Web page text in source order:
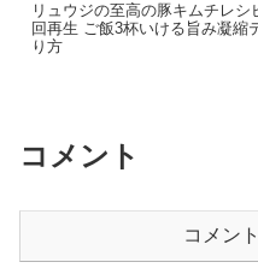
リュウジの至高の豚キムチレシ
回再生 ご飯3杯いける旨み凝縮
り方
コメント
コメン